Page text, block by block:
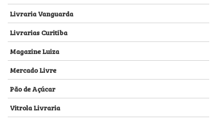
Livraria Vanguarda
Livrarias Curitiba
Magazine Luiza
Mercado Livre
Pão de Açúcar
Vitrola Livraria